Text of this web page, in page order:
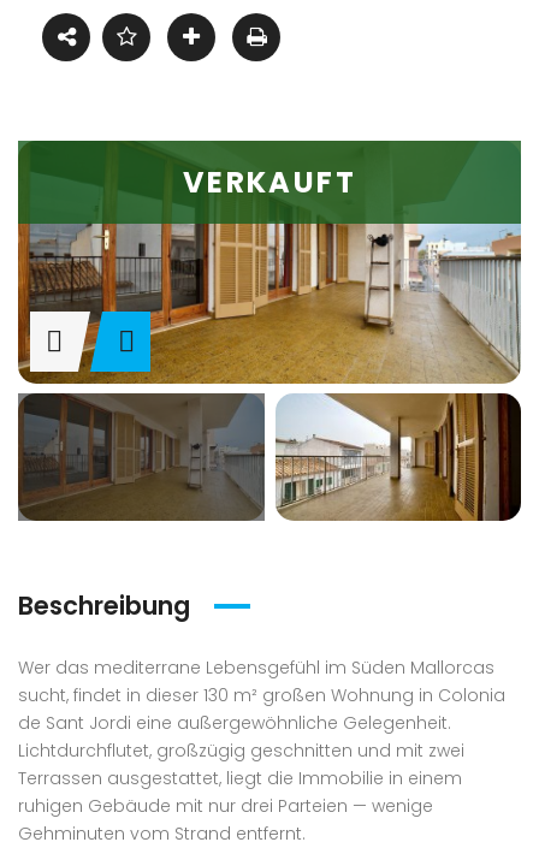
VERKAUFT
Beschreibung
Wer das mediterrane Lebensgefühl im Süden Mallorcas
sucht, findet in dieser 130 m² großen Wohnung in Colonia
de Sant Jordi eine außergewöhnliche Gelegenheit.
Lichtdurchflutet, großzügig geschnitten und mit zwei
Terrassen ausgestattet, liegt die Immobilie in einem
ruhigen Gebäude mit nur drei Parteien — wenige
Gehminuten vom Strand entfernt.